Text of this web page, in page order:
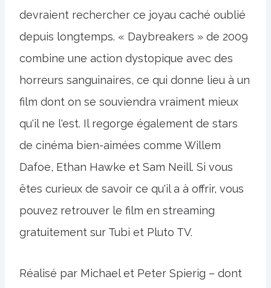
devraient rechercher ce joyau caché oublié
depuis longtemps. « Daybreakers » de 2009
combine une action dystopique avec des
horreurs sanguinaires, ce qui donne lieu à un
film dont on se souviendra vraiment mieux
qu'il ne l'est. Il regorge également de stars
de cinéma bien-aimées comme Willem
Dafoe, Ethan Hawke et Sam Neill. Si vous
êtes curieux de savoir ce qu'il a à offrir, vous
pouvez retrouver le film en streaming
gratuitement sur Tubi et Pluto TV.
Réalisé par Michael et Peter Spierig – dont